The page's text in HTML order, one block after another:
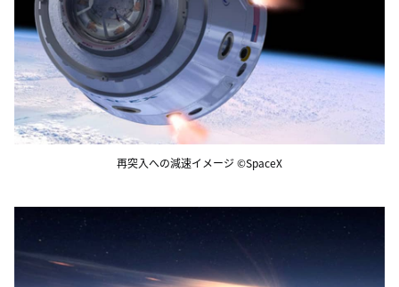
再突入への減速イメージ ©SpaceX